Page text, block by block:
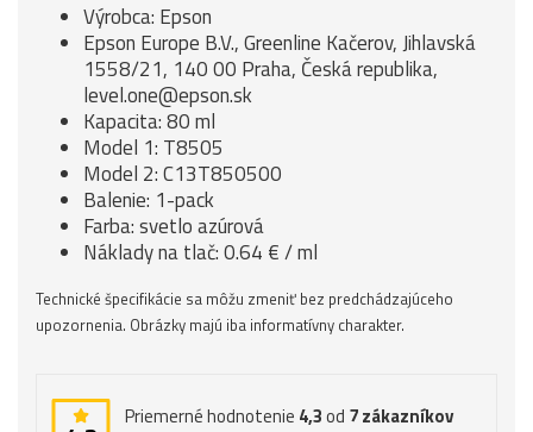
Výrobca: Epson
Epson Europe B.V., Greenline Kačerov, Jihlavská
1558/21, 140 00 Praha, Česká republika,
level.one@epson.sk
Kapacita: 80 ml
Model 1: T8505
Model 2: C13T850500
Balenie: 1-pack
Farba: svetlo azúrová
Náklady na tlač: 0.64 € / ml
Technické špecifikácie sa môžu zmeniť bez predchádzajúceho
upozornenia. Obrázky majú iba informatívny charakter.
Priemerné hodnotenie 4,3od 7zákazníkov